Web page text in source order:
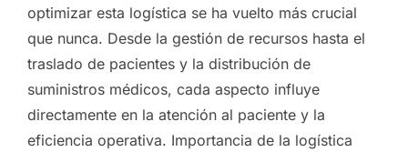
optimizar esta logística se ha vuelto más crucial
que nunca. Desde la gestión de recursos hasta el
traslado de pacientes y la distribución de
suministros médicos, cada aspecto influye
directamente en la atención al paciente y la
eficiencia operativa. Importancia de la logística